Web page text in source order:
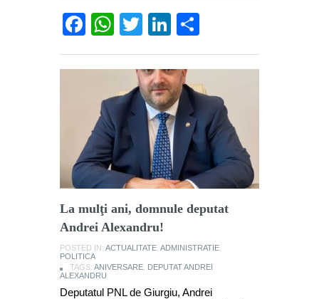
Facebook
WhatsApp
TwitterLinkedIn
La mulţi ani, domnule deputat
Andrei Alexandru!
POSTED IN: ACTUALITATE ADMINISTRATIE
POLITICA
TAGS: ANIVERSARE DEPUTAT ANDREI
ALEXANDRU
Deputatul PNL de Giurgiu, Andrei